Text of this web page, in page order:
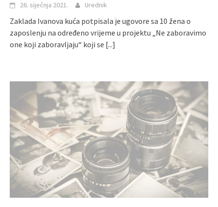
26. siječnja 2021. Urednik
Zaklada Ivanova kuća potpisala je ugovore sa 10 žena o
zaposlenju na određeno vrijeme u projektu „Ne zaboravimo
one koji zaboravljaju“ koji se [...]